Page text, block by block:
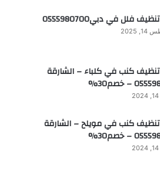
فلل في دبي0555980700
2025
كنب في كلباء – الشارقة
– خصم30%
كنب في مويلح – الشارقة
– خصم30%